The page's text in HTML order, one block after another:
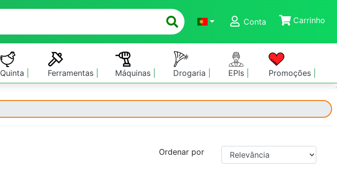
Conta
Carrinho
Quinta Ferramentas Máquinas Drogaria EPIs Promoções
Ordenar por